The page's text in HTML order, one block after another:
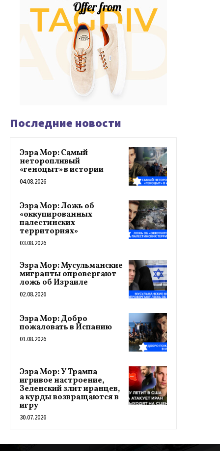
Последние новости
Эзра Мор: Самый
неторопливый
«геноцыт» в истории
04.08.2026
Эзра Мор: Ложь об
«оккупированных
палестинских
территориях»
03.08.2026
Эзра Мор: Мусульманские
мигранты опровергают
ложь об Израиле
02.08.2026
Эзра Мор: Добро
пожаловать в Испанию
01.08.2026
Эзра Мор: У Трампа
игривое настроение,
Зеленский злит иранцев,
а курды возвращаются в
игру
30.07.2026